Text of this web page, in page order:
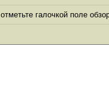
галочкой поле